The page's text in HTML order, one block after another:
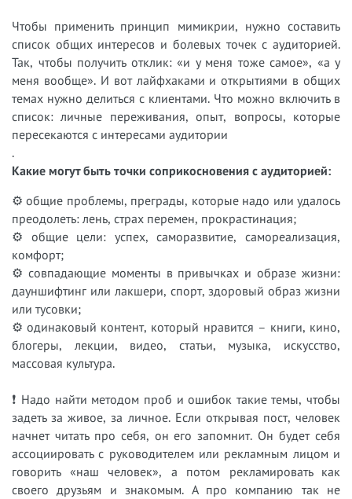
Чтобы применить принцип мимикрии, нужно составить
список общих интересов и болевых точек с аудиторией.
Так, чтобы получить отклик: «и у меня тоже самое», «а у
меня вообще». И вот лайфхаками и открытиями в общих
темах нужно делиться с клиентами. Что можно включить в
список: личные переживания, опыт, вопросы, которые
пересекаются с интересами аудитории
.
Какие могут быть точки соприкосновения с аудиторией:
⚙ общие проблемы, преграды, которые надо или удалось
преодолеть: лень, страх перемен, прокрастинация;
⚙ общие цели: успех, саморазвитие, самореализация,
комфорт;
⚙ совпадающие моменты в привычках и образе жизни:
дауншифтинг или лакшери, спорт, здоровый образ жизни
или тусовки;
⚙ одинаковый контент, который нравится – книги, кино,
блогеры, лекции, видео, статьи, музыка, искусство,
массовая культура.
❗ Надо найти методом проб и ошибок такие темы, чтобы
задеть за живое, за личное. Если открывая пост, человек
начнет читать про себя, он его запомнит. Он будет себя
ассоциировать с руководителем или рекламным лицом и
говорить «наш человек», а потом рекламировать как
своего друзьям и знакомым. А про компанию так не